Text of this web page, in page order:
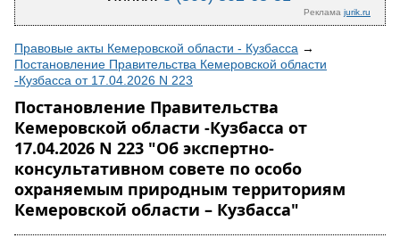
Реклама jurik.ru
Правовые акты Кемеровской области - Кузбасса →
Постановление Правительства Кемеровской области
-Кузбасса от 17.04.2026 N 223
Постановление Правительства
Кемеровской области -Кузбасса от
17.04.2026 N 223 "Об экспертно-
консультативном совете по особо
охраняемым природным территориям
Кемеровской области – Кузбасса"